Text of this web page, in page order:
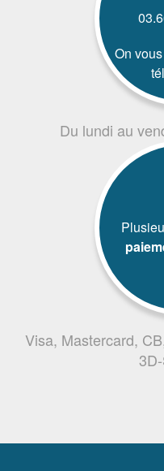
On
Du lundi au
Visa, Mastercard,